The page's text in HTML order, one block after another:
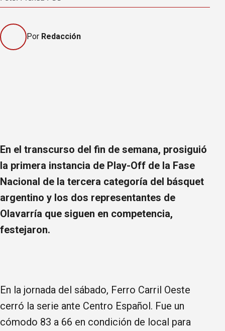
Por Redacción
En el transcurso del fin de semana, prosiguió
la primera instancia de Play-Off de la Fase
Nacional de la tercera categoría del básquet
argentino y los dos representantes de
Olavarría que siguen en competencia,
festejaron.
En la jornada del sábado, Ferro Carril Oeste
cerró la serie ante Centro Español. Fue un
cómodo 83 a 66 en condición de local para